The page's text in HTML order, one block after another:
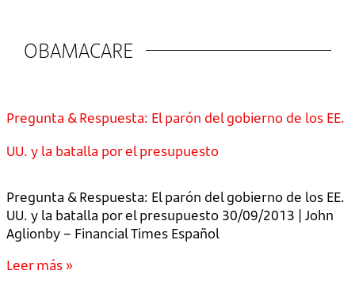
OBAMACARE
Pregunta & Respuesta: El parón del gobierno de los EE.
UU. y la batalla por el presupuesto
Pregunta & Respuesta: El parón del gobierno de los EE.
UU. y la batalla por el presupuesto 30/09/2013 | John
Aglionby – Financial Times Español
Leer más »